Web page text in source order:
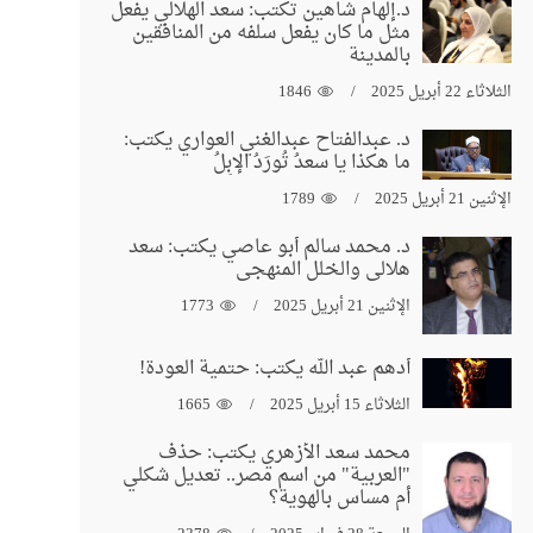
د.إلهام شاهين تكتب: سعد الهلالي يفعل
مثل ما كان يفعل سلفه من المنافقين
بالمدينة
الثلاثاء 22 أبريل 2025 1846
د. عبدالفتاح عبدالغني العواري يكتب:
ما هكذا يا سعدُ تُورَدُ الإبِلُ
الإثنين 21 أبريل 2025 1789
د. محمد سالم أبو عاصي يكتب: سعد
هلالي والخلل المنهجي
الإثنين 21 أبريل 2025 1773
أدهم عبد الله يكتب: حتمية العودة!
الثلاثاء 15 أبريل 2025 1665
محمد سعد الأزهري يكتب: حذف
"العربية" من اسم مصر.. تعديل شكلي
أم مساس بالهوية؟